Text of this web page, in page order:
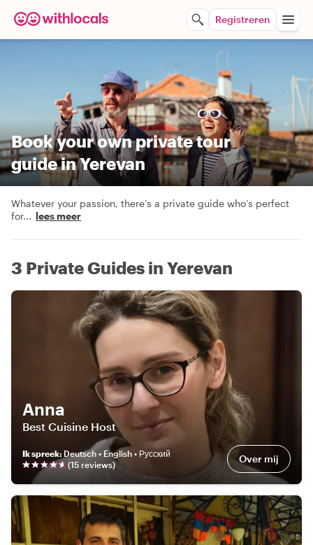
Registreren
Book your own private tour
guide in Yerevan
Whatever your passion, there’s a private guide who’s perfect
for... lees meer
3 Private Guides in Yerevan
Anna
Best Cuisine Host
Ik spreek: Deutsch • English • Русский
(15 reviews) Over mij